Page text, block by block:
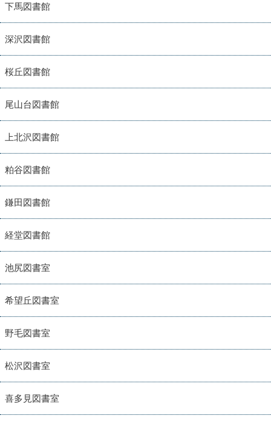
下馬図書館
深沢図書館
桜丘図書館
尾山台図書館
上北沢図書館
粕谷図書館
鎌田図書館
経堂図書館
池尻図書室
希望丘図書室
野毛図書室
松沢図書室
喜多見図書室